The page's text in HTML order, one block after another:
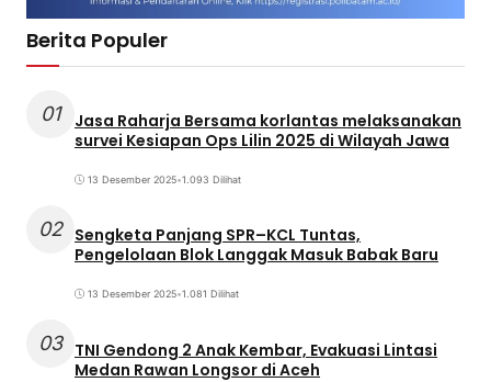
Berita Populer
01
Jasa Raharja Bersama korlantas melaksanakan
survei Kesiapan Ops Lilin 2025 di Wilayah Jawa
13 Desember 2025•1.093 Dilihat
02 Sengketa Panjang SPR–KCL Tuntas,
Pengelolaan Blok Langgak Masuk Babak Baru
13 Desember 2025•1.081 Dilihat
03 TNI Gendong 2 Anak Kembar, Evakuasi Lintasi
Medan Rawan Longsor di Aceh